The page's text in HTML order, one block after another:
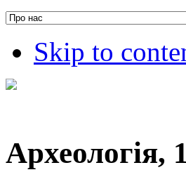
Skip to
Археологія,